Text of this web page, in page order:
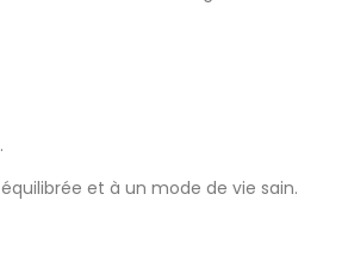
et à un mode de vie sain.